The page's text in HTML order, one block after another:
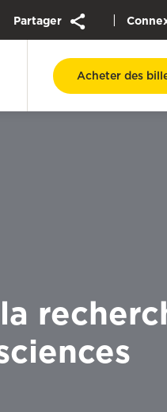
Partager |
Acheter des